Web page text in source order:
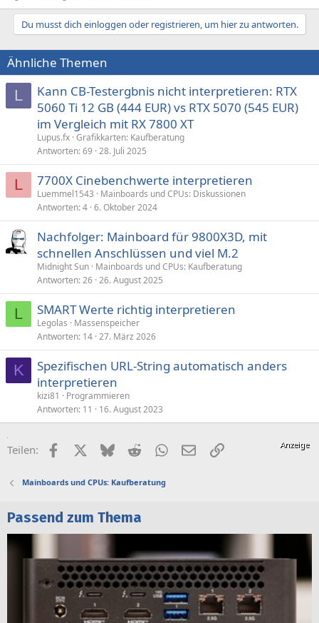
Du musst dich einloggen oder registrieren, um hier zu antworten.
Ähnliche Themen
L
Kann CB-Testergbnis nicht interpretieren: RTX
5060 Ti 12 GB (444 EUR) vs RTX 5070 (545 EUR)
im Vergleich mit RX 7800 XT
Lupus.fx Grafikkarten: Kaufberatung
Antworten 69 28. Juli 2025
L 7700X Cinebenchwerte interpretieren
Luemmel1543
Mainboards und CPUs: Diskussionen
Antworten 4 6. Oktober 2024
Nachfolger: Mainboard für 9800X3D, mit
schnellen Anschlüssen und viel M.2
Midnight Sun Mainboards und CPUs: Kaufberatung
Antworten 26 26. August 2025
L SMART Werte richtig interpretieren
Legolas
Massenspeicher
Antworten 14 27. März 2026
K
Spezifischen URL-String automatisch anders
interpretieren
kizi81
Programmieren
Antworten 11 16. August 2023
Teilen: FacebookX (Twitter)
BlueskyRedditWhatsApp
E-MailLink
Mainboards und CPUs: Kaufberatung
Passend zum Thema